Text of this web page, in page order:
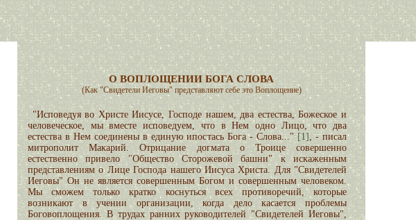
О ВОПЛОЩЕНИИ БОГА СЛОВА
(Как "Свидетели Иеговы" представляют себе это Воплощение)
"Исповедуя во Христе Иисусе, Господе нашем, два естества, Божеское и
человеческое, мы вместе исповедуем, что в Нем одно Лицо, что два
естества в Нем соединены в единую ипостась Бога - Слова..." [1] , - писал
митрополит Макарий. Отрицание догмата о Троице совершенно
естественно привело "Общество Сторожевой башни" к искаженным
представлениям о Лице Господа нашего Иисуса Христа. Для "Свидетелей
Иеговы" Он не является совершенным Богом и совершенным человеком.
Мы сможем только кратко коснуться всех противоречий, которые
возникают в учении организации, когда дело касается проблемы
Боговоплощения. В трудах ранних руководителей "Свидетелей Иеговы",